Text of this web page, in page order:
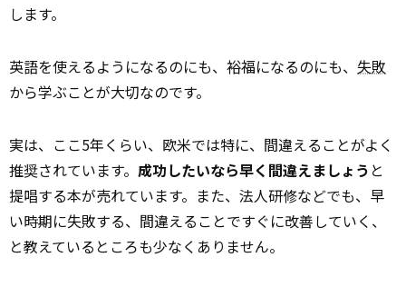
します。
英語を使えるようになるのにも、裕福になるのにも、 失敗
から学ぶことが大切なのです。
実は、ここ5年くらい、欧米では特に、間違えることがよく
推奨されています。 成功したいなら早く間違えましょう と
提唱する本が売れています。また、法人研修などでも、早
い時期に失敗する、間違えることですぐに改善していく、
と教えているところも少なくありません。